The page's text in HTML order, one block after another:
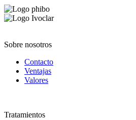
Sobre nosotros
Contacto
Ventajas
Valores
Tratamientos